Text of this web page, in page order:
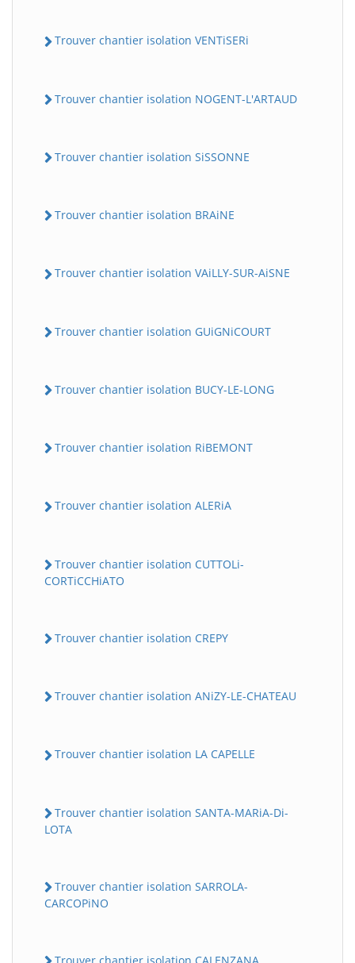
Trouver chantier isolation VENTiSERi
Trouver chantier isolation NOGENT-L'ARTAUD
Trouver chantier isolation SiSSONNE
Trouver chantier isolation BRAiNE
Trouver chantier isolation VAiLLY-SUR-AiSNE
Trouver chantier isolation GUiGNiCOURT
Trouver chantier isolation BUCY-LE-LONG
Trouver chantier isolation RiBEMONT
Trouver chantier isolation ALERiA
Trouver chantier isolation CUTTOLi-
CORTiCCHiATO
Trouver chantier isolation CREPY
Trouver chantier isolation ANiZY-LE-CHATEAU
Trouver chantier isolation LA CAPELLE
Trouver chantier isolation SANTA-MARiA-Di-
LOTA
Trouver chantier isolation SARROLA-
CARCOPiNO